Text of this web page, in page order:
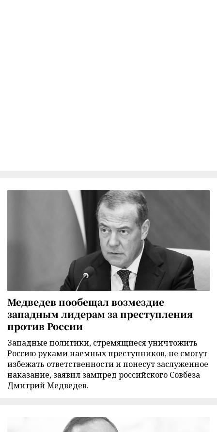
Медведев пообещал возмездие
западным лидерам за преступления
против России
Западные политики, стремящиеся уничтожить
Россию руками наемных преступников, не смогут
избежать ответственности и понесут заслуженное
наказание, заявил зампред российского Совбеза
Дмитрий Медведев.